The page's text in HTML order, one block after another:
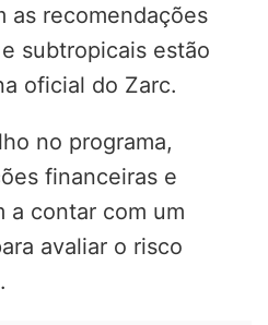
as recomendações
subtropicais estão
oficial do Zarc.
no programa,
financeiras e
a contar com um
avaliar o risco